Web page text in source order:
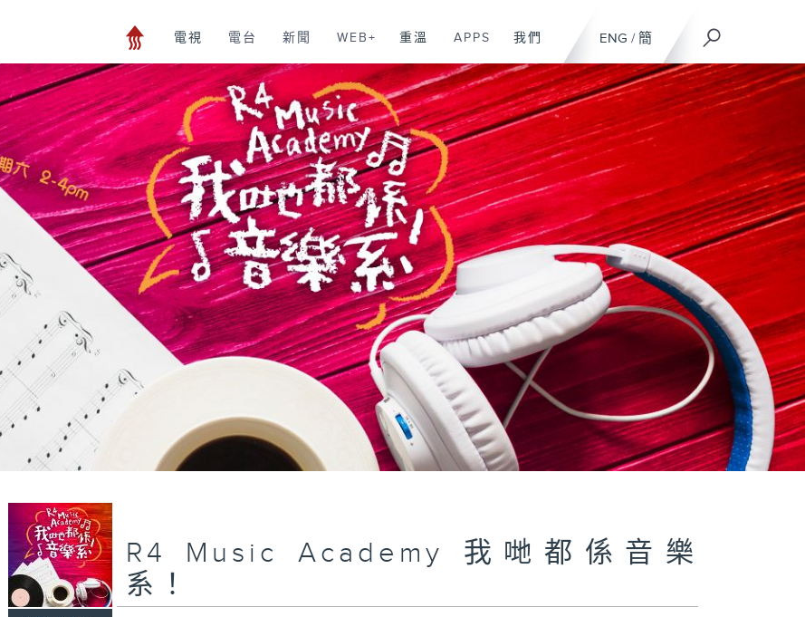
ENG / 簡
電視 電台 新聞 WEB+ 重溫 APPS 我們
R4 Music Academy 我哋都係音樂
系！